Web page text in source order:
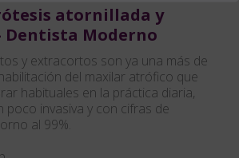
atornillada y
Dentista Moderno
y extracortos son ya una más de
del maxilar atrófico que
habituales en la práctica diaria,
poco invasiva y con cifras de
al 99%.